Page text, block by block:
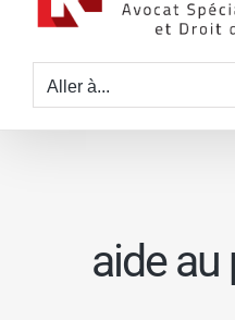
Aller à...
aide